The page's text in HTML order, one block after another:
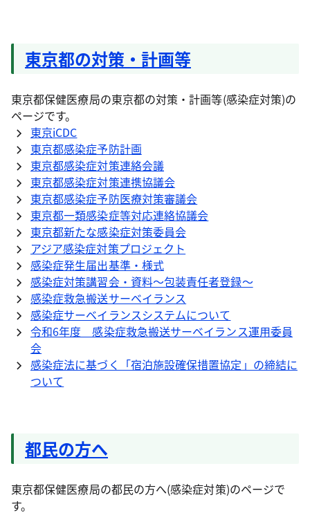
東京都の対策・計画等
東京都保健医療局の東京都の対策・計画等(感染症対策)の
ページです。
東京iCDC
東京都感染症予防計画
東京都感染症対策連絡会議
東京都感染症対策連携協議会
東京都感染症予防医療対策審議会
東京都一類感染症等対応連絡協議会
東京都新たな感染症対策委員会
アジア感染症対策プロジェクト
感染症発生届出基準・様式
感染症対策講習会・資料～包装責任者登録～
感染症救急搬送サーベイランス
感染症サーベイランスシステムについて
令和6年度 感染症救急搬送サーベイランス運用委員
会
感染症法に基づく「宿泊施設確保措置協定」の締結に
ついて
都民の方へ
東京都保健医療局の都民の方へ(感染症対策)のページで
す。